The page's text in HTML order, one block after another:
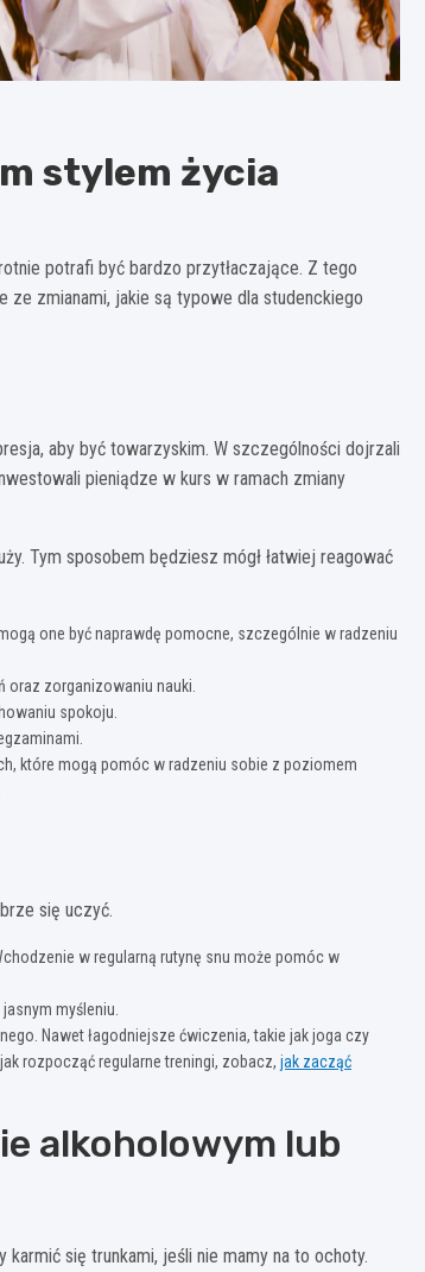
stylem życia
potrafi być bardzo przytłaczające. Z tego
ze zmianami, jakie są typowe dla studenckiego
aby być towarzyskim. W szczególności dojrzali
pieniądze w kurs w ramach zmiany
Tym sposobem będziesz mógł łatwiej reagować
one być naprawdę pomocne, szczególnie w radzeniu
zorganizowaniu nauki.
spokoju.
które mogą pomóc w radzeniu sobie z poziomem
się uczyć.
w regularną rutynę snu może pomóc w
myśleniu.
Nawet łagodniejsze ćwiczenia, takie jak joga czy
rozpocząć regularne treningi, zobacz, jak zacząć
alkoholowym lub
się trunkami, jeśli nie mamy na to ochoty.